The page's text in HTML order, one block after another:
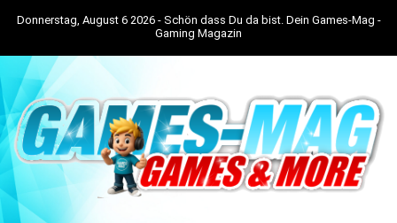
Donnerstag, August 6 2026 - Schön dass Du da bist. Dein Games-Mag -
Gaming Magazin